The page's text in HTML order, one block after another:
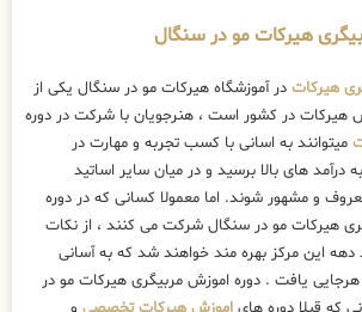
هیرکات مو در سنگال
هیرکات در آموزشگاه هیرکات مو در سنگال یکی از
هیرکات در کشور است ، هنرجویان با شرکت در دوره
میتوانند به اسانی با کسب تجربه و مهارت در
درآمد های بالا برسید و در میان سایر اساتید
و مشهور شوند. اما معمولا کسانی که در دوره
هیرکات مو در سنگال شرکت می کنند ، از نکات
این مرکز بهره مند خواهند شد که به آسانی
هرجایی یافت . دوره اموزش مربیگری هیرکات مو در